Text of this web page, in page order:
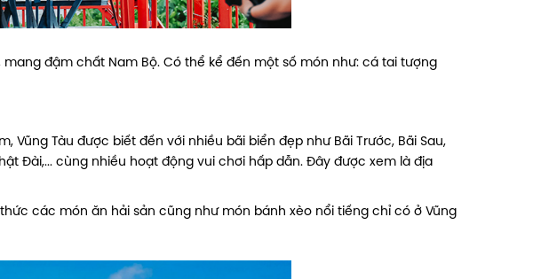
đậm chất Nam Bộ. Có thể kể đến một số món như: cá tai tượng
Vũng Tàu được biết đến với nhiều bãi biển đẹp như Bãi Trước, Bãi Sau,
Đài,... cùng nhiều hoạt động vui chơi hấp dẫn. Đây được xem là địa
các món ăn hải sản cũng như món bánh xèo nổi tiếng chỉ có ở Vũng